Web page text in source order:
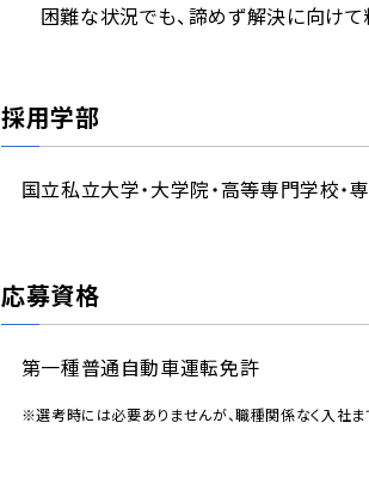
困難な状況でも、諦めず解決に向け
採用学部
国立私立大学・大学院・高等専門学校
応募資格
第一種普通自動車運転免許
※選考時には必要ありませんが、職種関係なく入社ま